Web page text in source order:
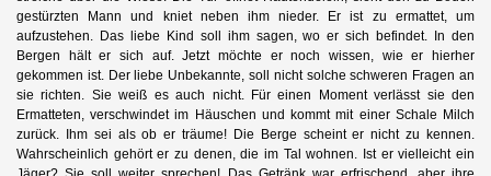
gestürzten Mann und kniet neben ihm nieder. Er ist zu ermattet, um
aufzustehen. Das liebe Kind soll ihm sagen, wo er sich befindet. In den
Bergen hält er sich auf. Jetzt möchte er noch wissen, wie er hierher
gekommen ist. Der liebe Unbekannte, soll nicht solche schweren Fragen an
sie richten. Sie weiß es auch nicht. Für einen Moment verlässt sie den
Ermatteten, verschwindet im Häuschen und kommt mit einer Schale Milch
zurück. Ihm sei als ob er träume! Die Berge scheint er nicht zu kennen.
Wahrscheinlich gehört er zu denen, die im Tal wohnen. Ist er vielleicht ein